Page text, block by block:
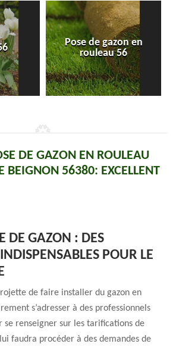
Pose de gazon en
rouleau 56
DE GAZON EN ROULEAU
BEIGNON 56380: EXCELLENT
DE GAZON : DES
POUR LE
de faire installer du gazon en
s’adresser à des professionnels
se renseigner sur les tarifications de
faudra procéder à des demandes de